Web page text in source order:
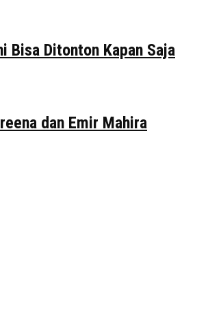
Bisa Ditonton Kapan Saja
dan Emir Mahira